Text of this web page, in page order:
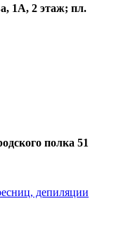
1А, 2 этаж; пл.
полка 51